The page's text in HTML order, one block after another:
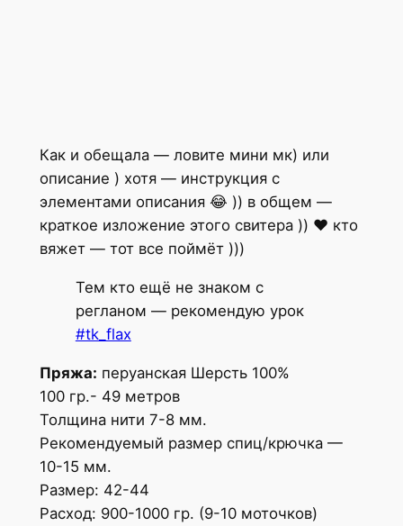
Как и обещала — ловите мини мк) или
описание ) хотя — инструкция с
элементами описания 😂 )) в общем —
краткое изложение этого свитера )) ❤️ кто
вяжет — тот все поймёт )))
Тем кто ещё не знаком с
регланом — рекомендую урок
#tk_flax
Пряжа: перуанская Шерсть 100%
100 гр.- 49 метров
Толщина нити 7-8 мм.
Рекомендуемый размер спиц/крючка —
10-15 мм.
Размер: 42-44
Расход: 900-1000 гр. (9-10 моточков)